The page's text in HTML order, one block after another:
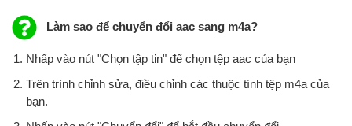
Làm sao để chuyển đổi aac sang m4a?
Nhấp vào nút "Chọn tập tin" để chọn tệp aac của bạn
Trên trình chỉnh sửa, điều chỉnh các thuộc tính tệp m4a của
bạn.